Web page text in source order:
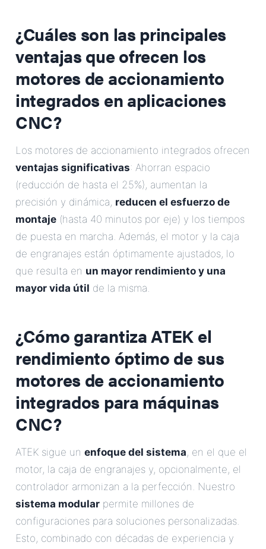
¿Cuáles son las principales
ventajas que ofrecen los
motores de accionamiento
integrados en aplicaciones
CNC?
Los motores de accionamiento integrados ofrecen
ventajas significativas: Ahorran espacio
(reducción de hasta el 25%), aumentan la
precisión y dinámica, reducen el esfuerzo de
montaje (hasta 40 minutos por eje) y los tiempos
de puesta en marcha. Además, el motor y la caja
de engranajes están óptimamente ajustados, lo
que resulta en un mayor rendimiento y una
mayor vida útil de la misma.
¿Cómo garantiza ATEK el
rendimiento óptimo de sus
motores de accionamiento
integrados para máquinas
CNC?
ATEK sigue un enfoque del sistema, en el que el
motor, la caja de engranajes y, opcionalmente, el
controlador armonizan a la perfección. Nuestro
sistema modular permite millones de
configuraciones para soluciones personalizadas.
Esto, combinado con décadas de experiencia y